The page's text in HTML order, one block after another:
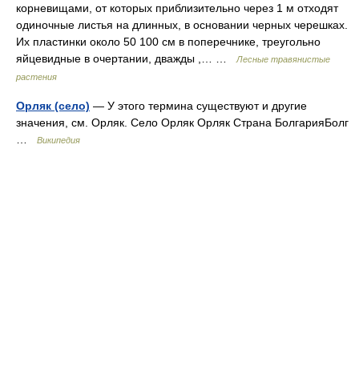
корневищами, от которых приблизительно через 1 м отходят
одиночные листья на длинных, в основании черных черешках.
Их пластинки около 50 100 см в поперечнике, треугольно
яйцевидные в очертании, дважды ,… …
Лесные травянистые
растения
Орляк (село) — У этого термина существуют и другие
значения, см. Орляк. Село Орляк Орляк Страна БолгарияБолг
Википедия